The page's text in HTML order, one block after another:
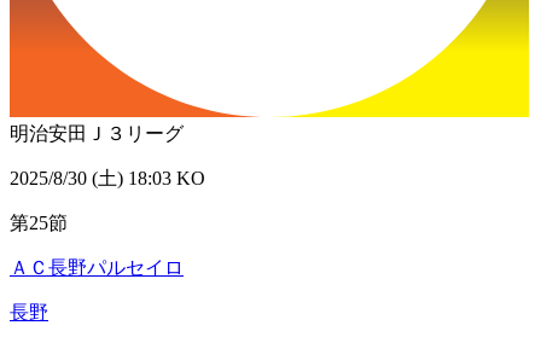
明治安田Ｊ３リーグ
2025/8/30 (土) 18:03 KO
第25節
ＡＣ長野パルセイロ
長野